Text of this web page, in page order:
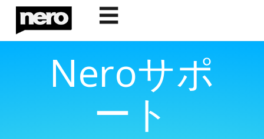
☰
Neroサポ
ート